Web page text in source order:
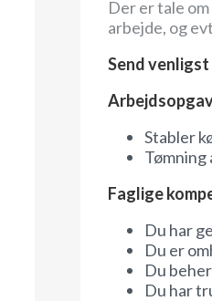
Der er tale
arbejde, og
Send
Stabler
Faglige
Du har
Du er
Du
Du har